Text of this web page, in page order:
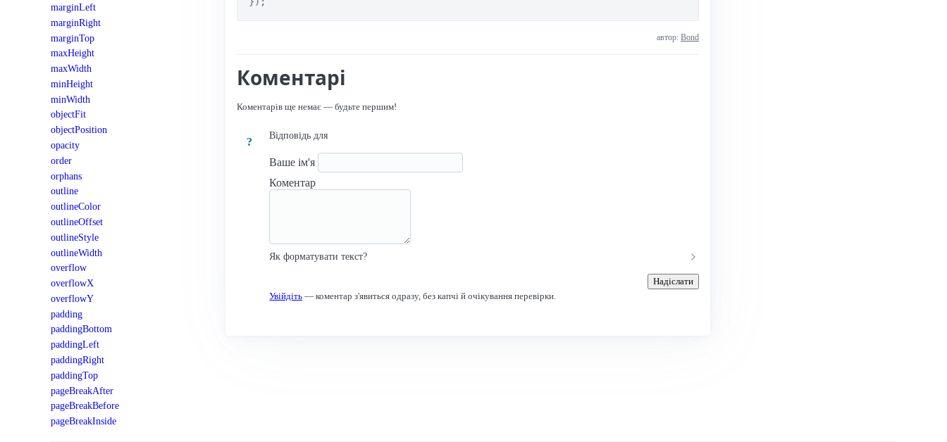
marginLeft
marginRight
marginTop
maxHeight
maxWidth
minHeight
minWidth
objectFit
objectPosition
opacity
order
orphans
outline
outlineColor
outlineOffset
outlineStyle
outlineWidth
overflow
overflowX
overflowY
padding
paddingBottom
paddingLeft
paddingRight
paddingTop
pageBreakAfter
pageBreakBefore
pageBreakInside
автор: Bond
Коментарі
Коментарів ще немає — будьте першим!
?
Відповідь для
Ваше ім'я
Коментар
Як форматувати текст?
Надіслати
Увійдіть — коментар з'явиться одразу, без капчі й очікування перевірки.